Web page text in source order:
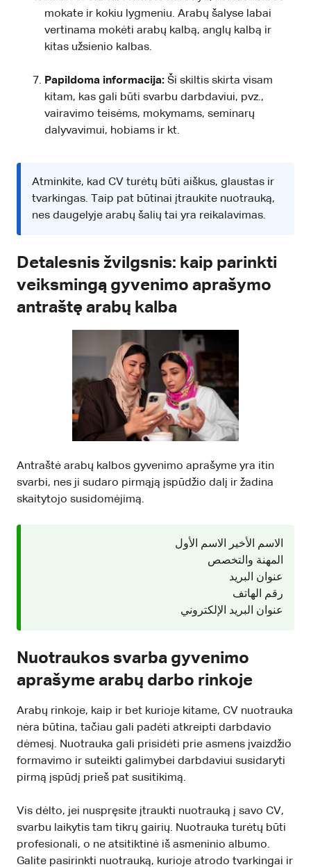
mokate ir kokiu lygmeniu. Arabų šalyse labai
vertinama mokėti arabų kalbą, anglų kalbą ir
kitas užsienio kalbas.
Papildoma informacija: Ši skiltis skirta visam
kitam, kas gali būti svarbu darbdaviui, pvz.,
vairavimo teisėms, mokymams, seminarų
dalyvavimui, hobiams ir kt.
Atminkite, kad CV turėtų būti aiškus, glaustas ir
tvarkingas. Taip pat būtinai įtraukite nuotrauką,
nes daugelyje arabų šalių tai yra reikalavimas.
Detalesnis žvilgsnis: kaip parinkti
veiksmingą gyvenimo aprašymo
antraštę arabų kalba
Antraštė arabų kalbos gyvenimo aprašyme yra itin
svarbi, nes ji sudaro pirmąją įspūdžio dalį ir žadina
skaitytojo susidomėjimą.
الاسم الأخير الاسم الأول
المهنة والتخصص
عنوان البريد
رقم الهاتف
عنوان البريد الإلكتروني
Nuotraukos svarba gyvenimo
aprašyme arabų darbo rinkoje
Arabų rinkoje, kaip ir bet kurioje kitame, CV nuotrauka
nėra būtina, tačiau gali padėti atkreipti darbdavio
dėmesį. Nuotrauka gali prisidėti prie asmens įvaizdžio
formavimo ir suteikti galimybei darbdaviui susidaryti
pirmą įspūdį prieš pat susitikimą.
Vis dėlto, jei nuspręsite įtraukti nuotrauką į savo CV,
svarbu laikytis tam tikrų gairių. Nuotrauka turėtų būti
profesionali, o ne atsitiktinė iš asmeninio albumo.
Galite pasirinkti nuotrauką, kurioje atrodo tvarkingai ir